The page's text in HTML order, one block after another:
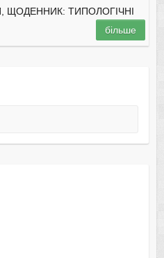
ЩОДЕННИК: ТИПОЛОГІЧНІ
більше